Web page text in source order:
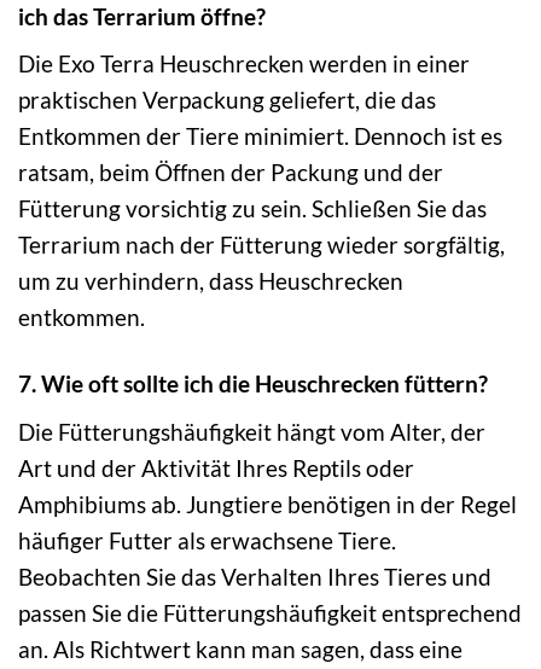
ich das Terrarium öffne?
Die Exo Terra Heuschrecken werden in einer
praktischen Verpackung geliefert, die das
Entkommen der Tiere minimiert. Dennoch ist es
ratsam, beim Öffnen der Packung und der
Fütterung vorsichtig zu sein. Schließen Sie das
Terrarium nach der Fütterung wieder sorgfältig,
um zu verhindern, dass Heuschrecken
entkommen.
7. Wie oft sollte ich die Heuschrecken füttern?
Die Fütterungshäufigkeit hängt vom Alter, der
Art und der Aktivität Ihres Reptils oder
Amphibiums ab. Jungtiere benötigen in der Regel
häufiger Futter als erwachsene Tiere.
Beobachten Sie das Verhalten Ihres Tieres und
passen Sie die Fütterungshäufigkeit entsprechend
an. Als Richtwert kann man sagen, dass eine